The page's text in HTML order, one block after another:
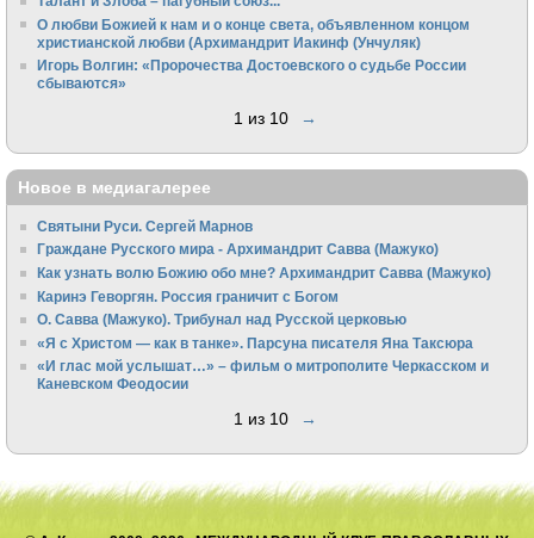
О любви Божией к нам и о конце света, объявленном концом
христианской любви (Архимандрит Иакинф (Унчуляк)
Игорь Волгин: «Пророчества Достоевского о судьбе России
сбываются»
1 из 10 →
Новое в медиагалерее
Святыни Руси. Сергей Марнов
Граждане Русского мира - Архимандрит Савва (Мажуко)
Как узнать волю Божию обо мне? Архимандрит Савва (Мажуко)
Каринэ Геворгян. Россия граничит с Богом
О. Савва (Мажуко). Трибунал над Русской церковью
«Я с Христом — как в танке». Парсуна писателя Яна Таксюра
«И глас мой услышат…» – фильм о митрополите Черкасском и
Каневском Феодосии
1 из 10 →